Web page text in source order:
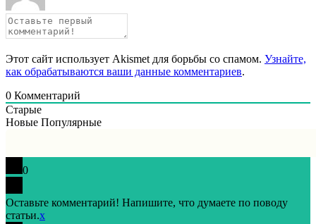
Этот сайт использует Akismet для борьбы со спамом. Узнайте,
как обрабатываются ваши данные комментариев.
0 Комментарий
Старые
Новые Популярные
0
Оставьте комментарий! Напишите, что думаете по поводу
статьи.x